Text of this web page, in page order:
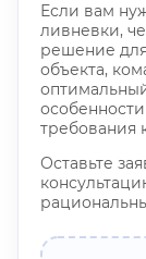
Если вам
ливневки,
решение
объекта,
требования
Оставьте